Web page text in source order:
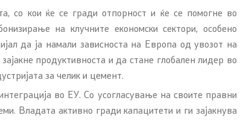
со кои ќе се гради отпорност и ќе се помогне во
на клучните економски сектори, особено
да ја намали зависноста на Европа од увозот на
продуктивноста и да стане глобален лидер во
за челик и цемент.
во ЕУ. Со усогласување на своите правни
Владата активно гради капацитети и ги зајакнува